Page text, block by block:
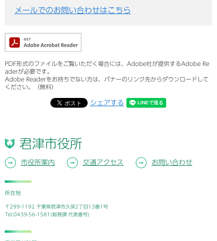
メールでのお問い合わせはこちら
PDF形式のファイルをご覧いただく場合には、Adobe社が提供するAdobe Re
aderが必要です。
Adobe Readerをお持ちでない方は、バナーのリンク先からダウンロードして
ください。（無料）
シェアする
君津市役所
市役所案内 交通アクセス お問い合わせ
所在地
〒299-1192 千葉県君津市久保2丁目13番1号
Tel:0439-56-1581(総務課 代表番号)